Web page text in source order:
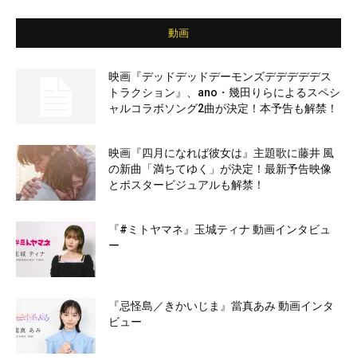
動画
映画『デッドデッドデーモンズデデデデデス
トラクション』、ano・幾田りらによるスペシ
ャルコラボソング2曲が決定！本予告も解禁！
映画『四月になれば彼女は』主題歌に藤井 風
の新曲「満ちてゆく」が決定！最新予告映像
とポスタービジュアルも解禁！
『#ミトヤマネ』玉城ティナ 動画インタビュ
ー
『忌怪島／きかいじま』當真あみ 動画インタ
ビュー